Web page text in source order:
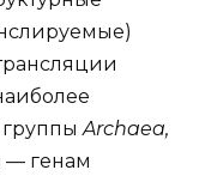
группыArchaea,
— генам